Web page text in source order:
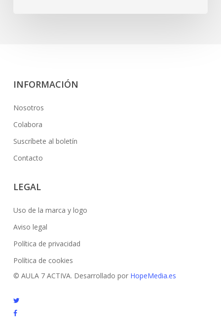
INFORMACIÓN
Nosotros
Colabora
Suscríbete al boletín
Contacto
LEGAL
Uso de la marca y logo
Aviso legal
Política de privacidad
Política de cookies
© AULA 7 ACTIVA. Desarrollado por HopeMedia.es
twitter
facebook